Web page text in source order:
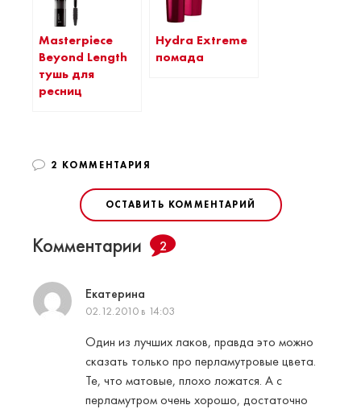
Masterpiece
Beyond Length
тушь для
ресниц
Hydra Extreme
помада
2 КОММЕНТАРИЯ
ОСТАВИТЬ КОММЕНТАРИЙ
Комментарии 2
Екатерина
02.12.2010 в 14:03
Один из лучших лаков, правда это можно
сказать только про перламутровые цвета.
Те, что матовые, плохо ложатся. А с
перламутром очень хорошо, достаточно